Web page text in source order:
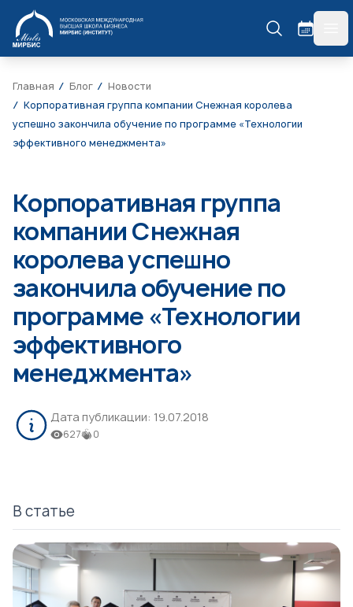
МИРБИС
Главная Блог
Новости
Корпоративная группа компании Снежная королева
успешно закончила обучение по программе «Технологии
эффективного менеджмента»
Корпоративная группа
компании Снежная
королева успешно
закончила обучение по
программе «Технологии
эффективного
менеджмента»
Дата публикации: 19.07.2018
627 0
В статье